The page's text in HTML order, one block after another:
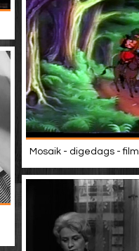
Mosaik - digedags - film